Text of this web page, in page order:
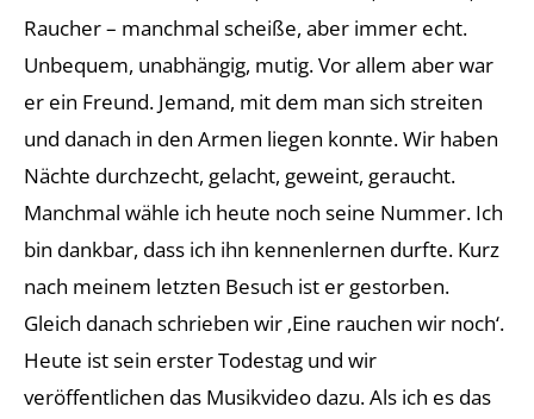
Raucher – manchmal scheiße, aber immer echt.
Unbequem, unabhängig, mutig. Vor allem aber war
er ein Freund. Jemand, mit dem man sich streiten
und danach in den Armen liegen konnte. Wir haben
Nächte durchzecht, gelacht, geweint, geraucht.
Manchmal wähle ich heute noch seine Nummer. Ich
bin dankbar, dass ich ihn kennenlernen durfte. Kurz
nach meinem letzten Besuch ist er gestorben.
Gleich danach schrieben wir ‚Eine rauchen wir noch‘.
Heute ist sein erster Todestag und wir
veröffentlichen das Musikvideo dazu. Als ich es das